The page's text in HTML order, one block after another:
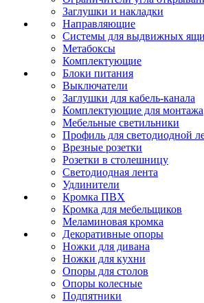
Заглушки и накладки
Направляющие
Системы для выдвижных
Метабоксы
Комплектующие
Блоки питания
Выключатели
Заглушки для кабель-канала
Комплектующие для монтажа
Мебельные светильники
Профиль для светодиодной
Врезные розетки
Розетки в столешницу
Светодиодная лента
Удлинители
Кромка ПВХ
Кромка для мебельщиков
Меламиновая кромка
Декоративные опоры
Ножки для дивана
Ножки для кухни
Опоры для столов
Опоры колесные
Подпятники